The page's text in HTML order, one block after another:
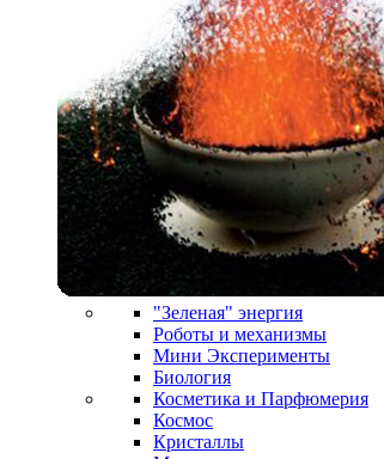
"Зеленая" энергия
Роботы и механизмы
Мини Эксперименты
Биология
Косметика и Парфюмерия
Космос
Кристаллы